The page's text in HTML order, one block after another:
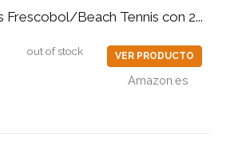
Frescobol/Beach Tennis con 2...
out of stock VER PRODUCTO
Amazon.es